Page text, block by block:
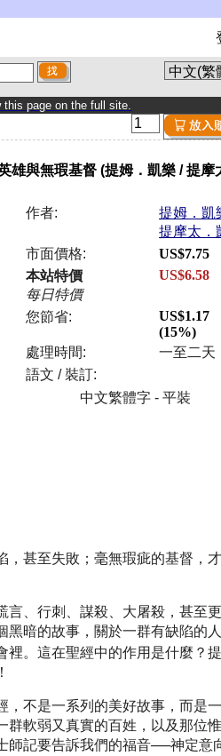
this page on the full site.
雄與無瑕基督 (提姆．凱樂 / 提摩
作者:
提姆．凱
提摩太．
市面價格:
US$7.75
本站特價
每日特價
US$6.58
您節省:
US$1.17
(15%)
處理時間:
一至二天
語文 / 裝訂:
中文繁體字 - 平裝
，甚至失敗；毫無瑕疵的基督，
言、行刺、謀殺、大屠殺，甚至
黑暗的故事，關於一群有缺陷的
裡。這在聖經中的作用是什麼？
，不是一系列的美好故事，而是
群軟弱又真實的百姓，以及那位
師記要告訴我們的福音──神定意